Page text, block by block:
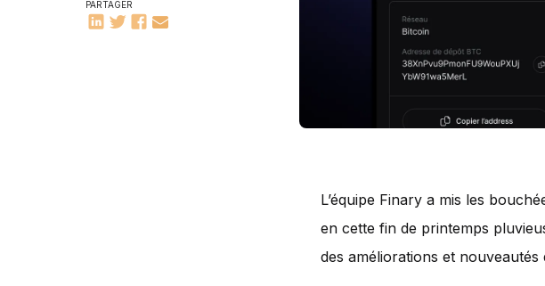
PARTAGER
L’équipe Finary a mis les
en cette fin de printemps
des améliorations et nouveautés